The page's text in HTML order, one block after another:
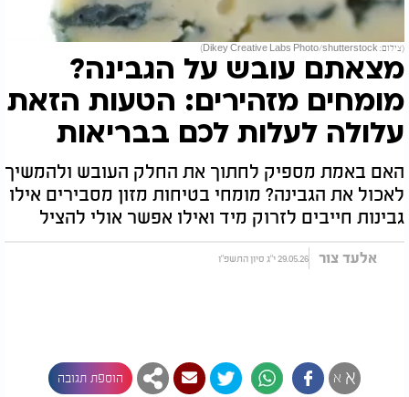
(צילום: Dikey Creative Labs Photo/shutterstock)
מצאתם עובש על הגבינה?
מומחים מזהירים: הטעות הזאת
עלולה לעלות לכם בבריאות
האם באמת מספיק לחתוך את החלק העובש ולהמשיך
לאכול את הגבינה? מומחי בטיחות מזון מסבירים אילו
גבינות חייבים לזרוק מיד ואילו אפשר אולי להציל
אלעד צור 29.05.26 י"ג סיון התשפ"ו
א א הוספת תגובה